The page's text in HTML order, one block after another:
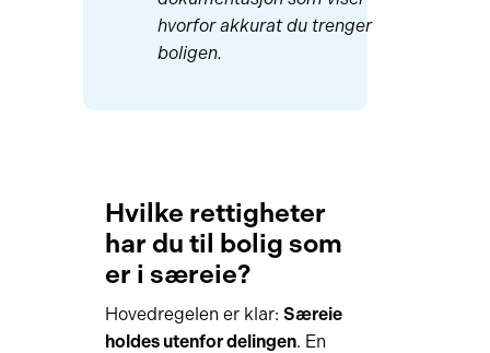
hvorfor akkurat du trenger
boligen.
Hvilke rettigheter
har du til bolig som
er i særeie?
Hovedregelen er klar: Særeie
holdes utenfor delingen. En